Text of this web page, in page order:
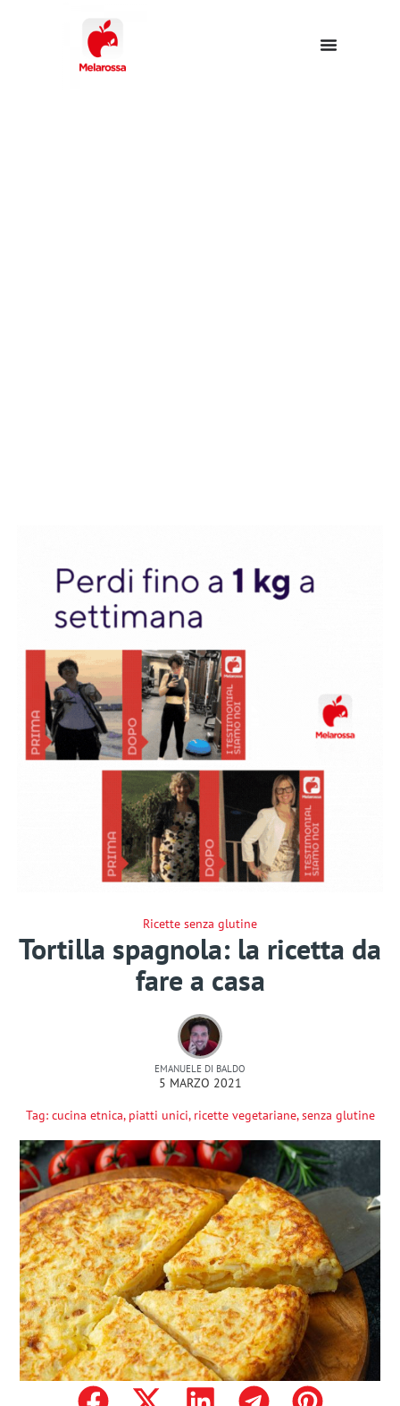
Ricette senza glutine
Tortilla spagnola: la ricetta da
fare a casa
EMANUELE DI BALDO
5 MARZO 2021
Tag: cucina etnica, piatti unici, ricette vegetariane,senza glutine